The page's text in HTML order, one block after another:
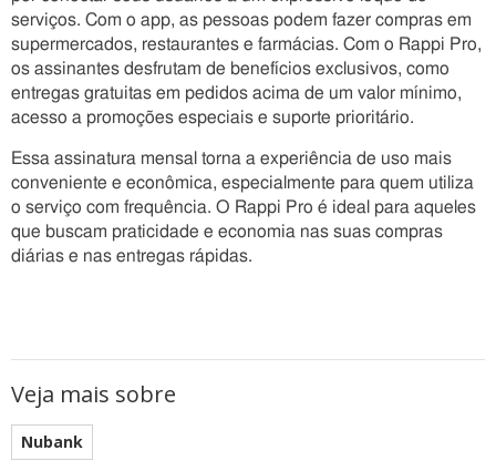
serviços. Com o app, as pessoas podem fazer compras em
supermercados, restaurantes e farmácias. Com o Rappi Pro,
os assinantes desfrutam de benefícios exclusivos, como
entregas gratuitas em pedidos acima de um valor mínimo,
acesso a promoções especiais e suporte prioritário.
Essa assinatura mensal torna a experiência de uso mais
conveniente e econômica, especialmente para quem utiliza
o serviço com frequência. O Rappi Pro é ideal para aqueles
que buscam praticidade e economia nas suas compras
diárias e nas entregas rápidas.
Veja mais sobre
Nubank